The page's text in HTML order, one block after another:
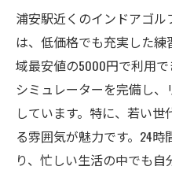
浦安駅近くのインドアゴ
は、低価格でも充実した
域最安値の5000円で利用
シミュレーターを完備し
しています。特に、若い
る雰囲気が魅力です。24
り、忙しい生活の中でも